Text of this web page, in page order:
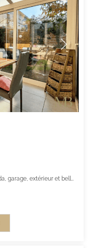
Maison rénovée 4 pièces à Prades – Véranda, garage, extérieur et belles prestations énergétiques